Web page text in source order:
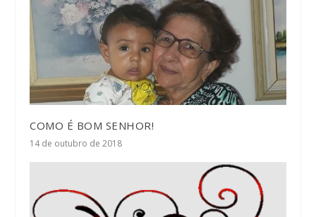
COMO É BOM SENHOR!
14 de outubro de 2018